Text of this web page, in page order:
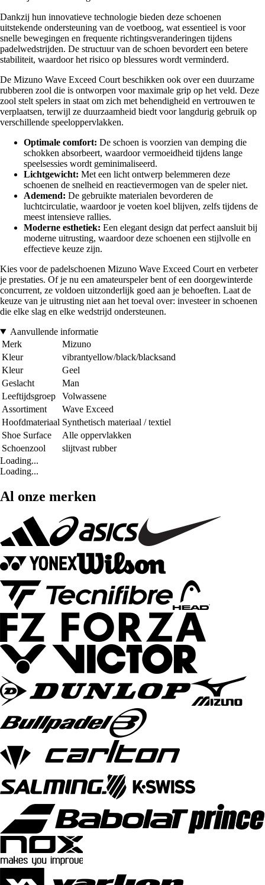
Dankzij hun innovatieve technologie bieden deze schoenen
uitstekende ondersteuning van de voetboog, wat essentieel is voor
snelle bewegingen en frequente richtingsveranderingen tijdens
padelwedstrijden. De structuur van de schoen bevordert een betere
stabiliteit, waardoor het risico op blessures wordt verminderd.
De Mizuno Wave Exceed Court beschikken ook over een duurzame
rubberen zool die is ontworpen voor maximale grip op het veld. Deze
zool stelt spelers in staat om zich met behendigheid en vertrouwen te
verplaatsen, terwijl ze duurzaamheid biedt voor langdurig gebruik op
verschillende speeloppervlakken.
Optimale comfort: De schoen is voorzien van demping die
schokken absorbeert, waardoor vermoeidheid tijdens lange
speelsessies wordt geminimaliseerd.
Lichtgewicht: Met een licht ontwerp belemmeren deze
schoenen de snelheid en reactievermogen van de speler niet.
Ademend: De gebruikte materialen bevorderen de
luchtcirculatie, waardoor je voeten koel blijven, zelfs tijdens de
meest intensieve rallies.
Moderne esthetiek: Een elegant design dat perfect aansluit bij
moderne uitrusting, waardoor deze schoenen een stijlvolle en
effectieve keuze zijn.
Kies voor de padelschoenen Mizuno Wave Exceed Court en verbeter
je prestaties. Of je nu een amateurspeler bent of een doorgewinterde
concurrent, ze voldoen uitzonderlijk goed aan je behoeften. Laat de
keuze van je uitrusting niet aan het toeval over: investeer in schoenen
die elke slag en elke wedstrijd ondersteunen.
Aanvullende informatie
Merk
Mizuno
Kleur
vibrantyellow/black/blacksand
Kleur
Geel
Geslacht
Man
Leeftijdsgroep
Volwassene
Assortiment
Wave Exceed
Hoofdmateriaal Synthetisch materiaal / textiel
Shoe Surface
Alle oppervlakken
Schoenzool
slijtvast rubber
Loading...
Loading...
Al onze merken